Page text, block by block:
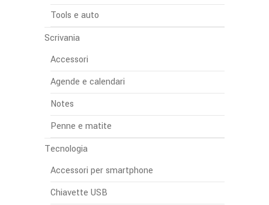
Tools e auto
Scrivania
Accessori
Agende e calendari
Notes
Penne e matite
Tecnologia
Accessori per smartphone
Chiavette USB